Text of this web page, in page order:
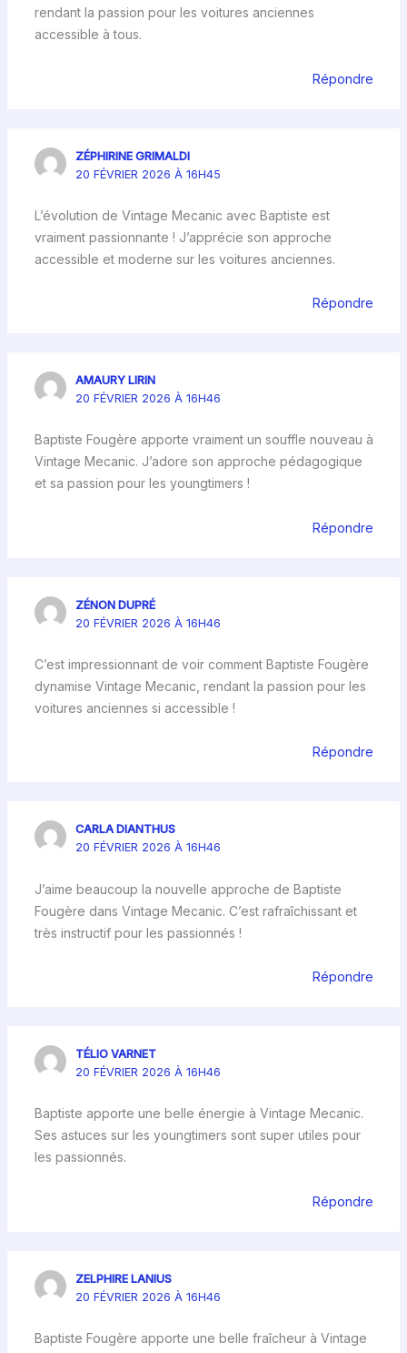
rendant la passion pour les voitures anciennes
accessible à tous.
Répondre
ZÉPHIRINE GRIMALDI
20 FÉVRIER 2026 À 16H45
L’évolution de Vintage Mecanic avec Baptiste est
vraiment passionnante ! J’apprécie son approche
accessible et moderne sur les voitures anciennes.
Répondre
AMAURY LIRIN
20 FÉVRIER 2026 À 16H46
Baptiste Fougère apporte vraiment un souffle nouveau à
Vintage Mecanic. J’adore son approche pédagogique
et sa passion pour les youngtimers !
Répondre
ZÉNON DUPRÉ
20 FÉVRIER 2026 À 16H46
C’est impressionnant de voir comment Baptiste Fougère
dynamise Vintage Mecanic, rendant la passion pour les
voitures anciennes si accessible !
Répondre
CARLA DIANTHUS
20 FÉVRIER 2026 À 16H46
J’aime beaucoup la nouvelle approche de Baptiste
Fougère dans Vintage Mecanic. C’est rafraîchissant et
très instructif pour les passionnés !
Répondre
TÉLIO VARNET
20 FÉVRIER 2026 À 16H46
Baptiste apporte une belle énergie à Vintage Mecanic.
Ses astuces sur les youngtimers sont super utiles pour
les passionnés.
Répondre
ZELPHIRE LANIUS
20 FÉVRIER 2026 À 16H46
Baptiste Fougère apporte une belle fraîcheur à Vintage